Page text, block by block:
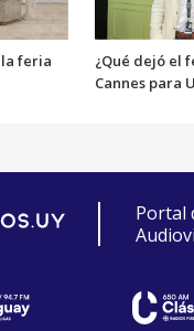
feria
¿Qué dejó el
Cannes para
Portal